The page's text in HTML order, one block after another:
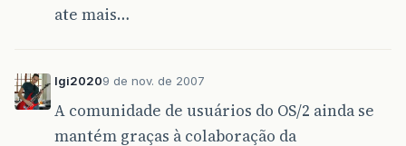
ate mais…
lgi20209 de nov. de 2007
A comunidade de usuários do OS/2 ainda se
mantém graças à colaboração da